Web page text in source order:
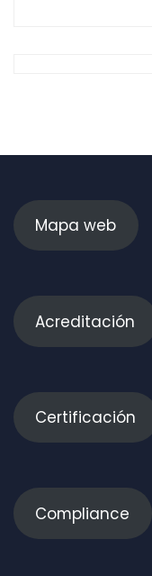
Mapa web
Acreditación
Certificación
Compliance